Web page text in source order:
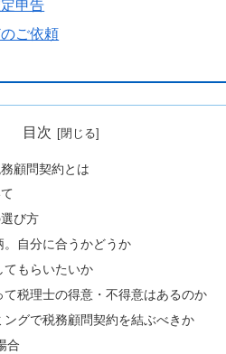
申告
ご依頼
目次
顧問契約とは
び方
。自分に合うかどうか
てもらいたいか
て税理士の得意・不得意はあるのか
ングで税務顧問契約を結ぶべきか
合